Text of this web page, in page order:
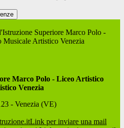
Superiore Marco Polo -
Artistico Venezia
Marco Polo - Liceo Artistico
Venezia
- Venezia (VE)
Link per inviare una mail